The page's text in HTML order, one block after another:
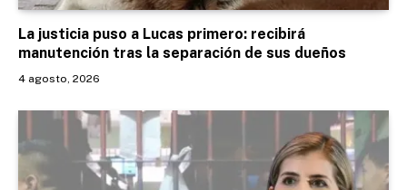
La justicia puso a Lucas primero: recibirá
manutención tras la separación de sus dueños
4 agosto, 2026